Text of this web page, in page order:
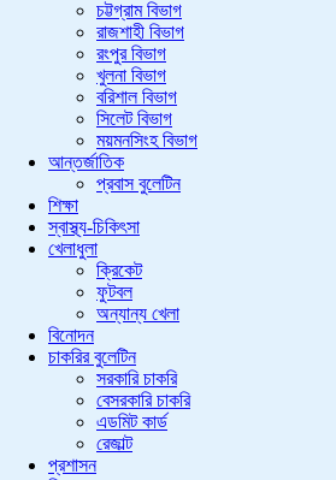
চট্টগ্রাম বিভাগ
রাজশাহী বিভাগ
রংপুর বিভাগ
খুলনা বিভাগ
বরিশাল বিভাগ
সিলেট বিভাগ
ময়মনসিংহ বিভাগ
আন্তর্জাতিক
প্রবাস বুলেটিন
শিক্ষা
স্বাস্থ্য-চিকিৎসা
খেলাধুলা
ক্রিকেট
ফুটবল
অন্যান্য খেলা
বিনোদন
চাকরির বুলেটিন
সরকারি চাকরি
বেসরকারি চাকরি
এডমিট কার্ড
রেজাল্ট
প্রশাসন